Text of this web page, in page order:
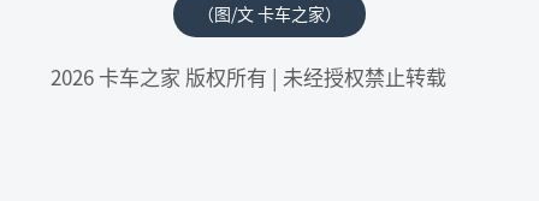
（图/文 卡车之家）
2026 卡车之家 版权所有 | 未经授权禁止转载